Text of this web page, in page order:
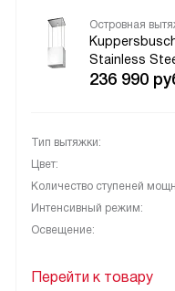
Островная
Stainless
236 990
Тип вытяжки:
Цвет:
Количество ступеней
Интенсивный режим:
Освещение:
Перейти к товару